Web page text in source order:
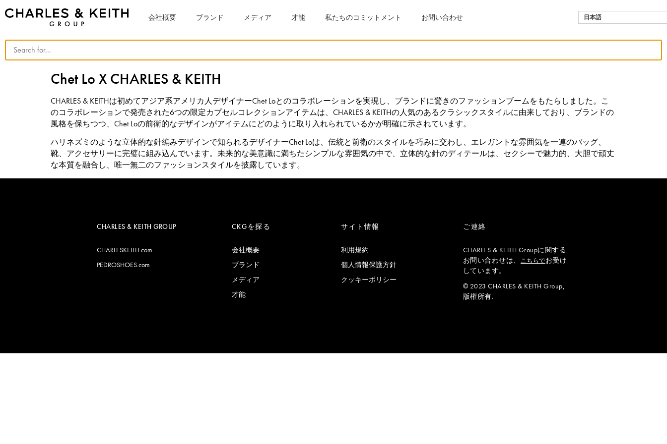
会社概要 ブランド メディア 才能 私たちのコミットメント お問い合わせ 日本語
Chet Lo X CHARLES & KEITH
CHARLES & KEITHは初めてアジア系アメリカ人デザイナーChet Loとのコラボレーションを実現し、ブランドに驚きのファッションブームをもたらしました。こ
のコラボレーションで発売された6つの限定カプセルコレクションアイテムは、CHARLES & KEITHの人気のあるクラシックスタイルに由来しており、ブランドの
風格を保ちつつ、Chet Loの前衛的なデザインがアイテムにどのように取り入れられているかが明確に示されています。
ハリネズミのような立体的な針編みデザインで知られるデザイナーChet Loは、伝統と前衛のスタイルを巧みに交わし、エレガントな雰囲気を一連のバッグ、
靴、アクセサリーに完璧に組み込んでいます。未来的な美意識に満ちたシンプルな雰囲気の中で、立体的な針のディテールは、セクシーで魅力的、大胆で頑丈
な本質を融合し、唯一無二のファッションスタイルを披露しています。
CHARLES & KEITH GROUP
CHARLESKEITH.com
PEDROSHOES.com
CKGを探る
会社概要
ブランド
メディア
才能
サイト情報
利用規約
個人情報保護方針
クッキーポリシー
ご連絡
CHARLES & KEITH Groupに関する
お問い合わせは、
こちらでお受け
しています。
© 2023 CHARLES & KEITH Group,
版権所有.